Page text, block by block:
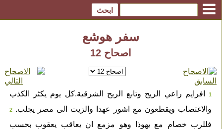
سفر هوشع
اصحاح 12
1افرايم راعي الريح وتابع الريح الشرقية.كل يوم يكثر الكذب
والاغتصاب ويقطعون مع اشور عهدا والزيت الى مصر يجلب. 2
فللرب خصام مع يهوذا وهو مزمع ان يعاقب يعقوب بحسب